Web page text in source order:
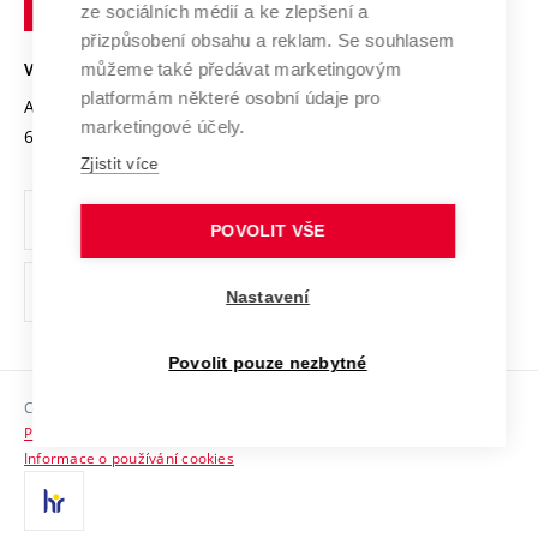
Open Science
Projekty
Projekty ze strukturálních fondů
Specifický výzkum
Mezinárodní dohody
Univerzitní sítě
Bezpečná univerzita
Vyznamenání
Organizační struktura
Ochrana osobních údajů
odkaz)
Sociální bezpečí
HR Award
Kontakty
Brně
VYSOKÉ UČENÍ TECHNICKÉ V BRNĚ
Antonínská 548/1
602 00 Brno
www.vut.cz
vut@vutbr.cz
Copyright © 2026 VUT
Prohlášení o přístupnosti
Informace o používání cookies
ze sociálních médií a ke zlepšení a
přizpůsobení obsahu a reklam. Se souhlasem
můžeme také předávat marketingovým
platformám některé osobní údaje pro
marketingové účely.
Zjistit více
POVOLIT VŠE
Nastavení
Povolit pouze nezbytné